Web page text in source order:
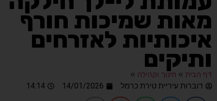
מאות שמיכות חורף
איכותיות לאזרחים
ותיקים
דף הבית » חינוך וקהילה »
דוברות עיריית טירת כרמל
14/01/2026
14:14